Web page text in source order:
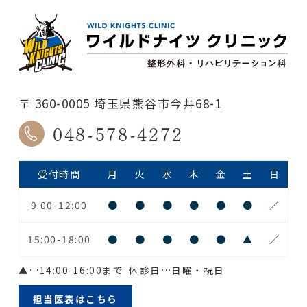
〒 360-0005 埼玉県熊谷市今井68-1
048-578-4272
受付時間 月 火 水 木 金 土 日
9:00-12:00 ● ● ● ● ● ● ／
15:00-18:00 ● ● ● ● ● ▲ ／
▲ …14:00-16:00まで 休診日…日曜・祝日
担当医表はこちら